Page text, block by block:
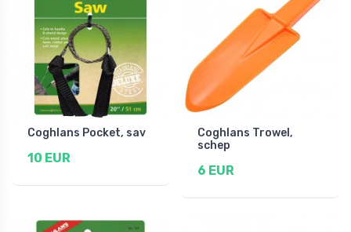
Coghlans Pocket, sav
10 EUR
Coghlans Trowel,
schep
6 EUR